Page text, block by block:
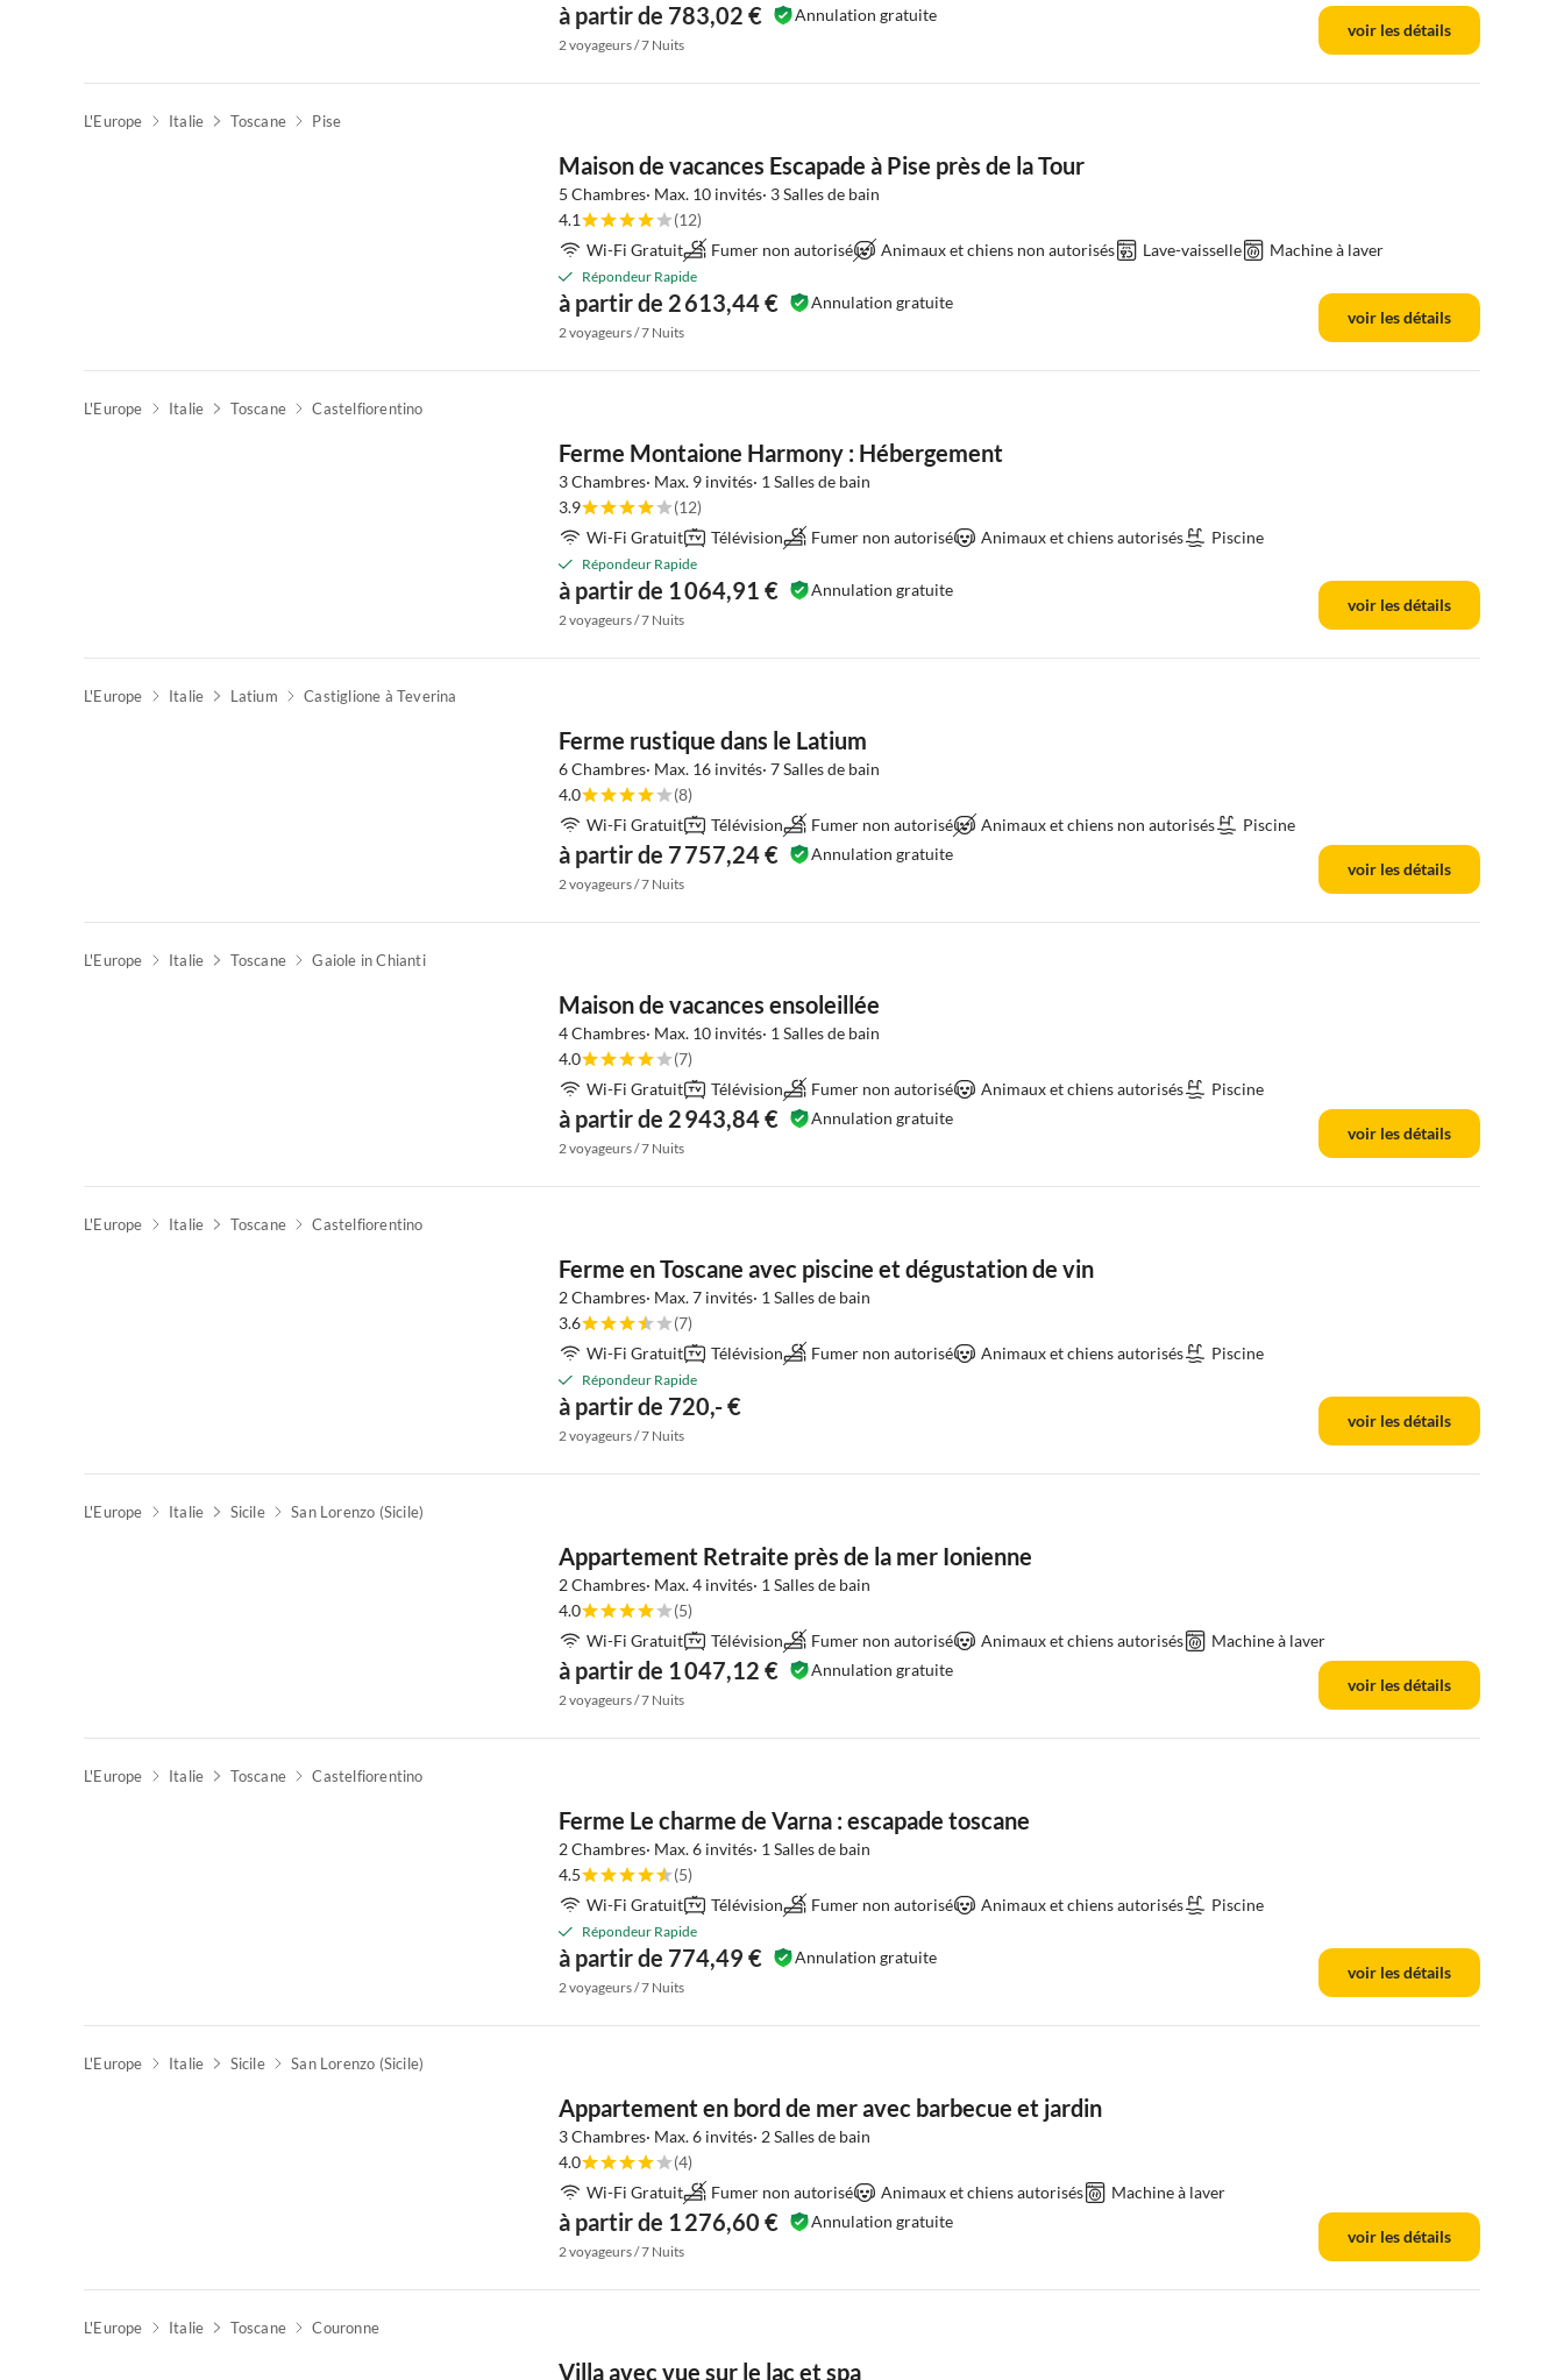
à partir de 783,02 € Annulation gratuite
2 voyageurs / 7 Nuits
voir les détails
L'Europe Italie Toscane Pise
Maison de vacances Escapade à Pise près de la Tour
5 Chambres· Max. 10 invités· 3 Salles de bain
4.1
(12)
Wi-Fi Gratuit
Fumer non autorisé Animaux et chiens non autorisés Lave-vaisselle Machine à laver
Répondeur Rapide
à partir de 2 613,44 € Annulation gratuite
2 voyageurs / 7 Nuits
voir les détails
L'Europe Italie Toscane Castelfiorentino
Ferme Montaione Harmony : Hébergement
3 Chambres· Max. 9 invités· 1 Salles de bain
3.9
(12)
Wi-Fi Gratuit
Télévision Fumer non autorisé Animaux et chiens autorisés Piscine
Répondeur Rapide
à partir de 1 064,91 € Annulation gratuite
2 voyageurs / 7 Nuits
voir les détails
L'Europe Italie Latium Castiglione à Teverina
Ferme rustique dans le Latium
6 Chambres· Max. 16 invités· 7 Salles de bain
4.0
(8)
Wi-Fi Gratuit
Télévision Fumer non autorisé Animaux et chiens non autorisés Piscine
à partir de 7 757,24 € Annulation gratuite
2 voyageurs / 7 Nuits
voir les détails
L'Europe Italie Toscane Gaiole in Chianti
Maison de vacances ensoleillée
4 Chambres· Max. 10 invités· 1 Salles de bain
4.0
(7)
Wi-Fi Gratuit
Télévision Fumer non autorisé Animaux et chiens autorisés Piscine
à partir de 2 943,84 € Annulation gratuite
2 voyageurs / 7 Nuits
voir les détails
L'Europe Italie Toscane Castelfiorentino
Ferme en Toscane avec piscine et dégustation de vin
2 Chambres· Max. 7 invités· 1 Salles de bain
3.6
(7)
Wi-Fi Gratuit
Télévision Fumer non autorisé Animaux et chiens autorisés Piscine
Répondeur Rapide
à partir de 720,- €
2 voyageurs / 7 Nuits
voir les détails
L'Europe Italie Sicile San Lorenzo (Sicile)
Appartement Retraite près de la mer Ionienne
2 Chambres· Max. 4 invités· 1 Salles de bain
4.0
(5)
Wi-Fi Gratuit
Télévision Fumer non autorisé Animaux et chiens autorisés Machine à laver
à partir de 1 047,12 € Annulation gratuite
2 voyageurs / 7 Nuits
voir les détails
L'Europe Italie Toscane Castelfiorentino
Ferme Le charme de Varna : escapade toscane
2 Chambres· Max. 6 invités· 1 Salles de bain
4.5
(5)
Wi-Fi Gratuit
Télévision Fumer non autorisé Animaux et chiens autorisés Piscine
Répondeur Rapide
à partir de 774,49 € Annulation gratuite
2 voyageurs / 7 Nuits
voir les détails
L'Europe Italie Sicile San Lorenzo (Sicile)
Appartement en bord de mer avec barbecue et jardin
3 Chambres· Max. 6 invités· 2 Salles de bain
4.0
(4)
Wi-Fi Gratuit
Fumer non autorisé Animaux et chiens autorisés Machine à laver
à partir de 1 276,60 € Annulation gratuite
2 voyageurs / 7 Nuits
voir les détails
L'Europe Italie Toscane Couronne
Villa avec vue sur le lac et spa